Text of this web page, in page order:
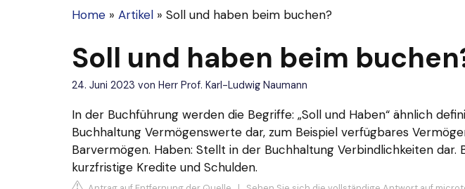
Home » Artikel » Soll und haben beim buchen?
Soll und haben beim
24. Juni 2023 von Herr Prof. Karl-Ludwig Naumann
In der Buchführung werden die Begriffe: „Soll und Haben“ ähnlich
Buchhaltung Vermögenswerte dar, zum Beispiel verfügbares
Barvermögen. Haben: Stellt in der Buchhaltung Verbindlichkeiten dar.
kurzfristige Kredite und Schulden.